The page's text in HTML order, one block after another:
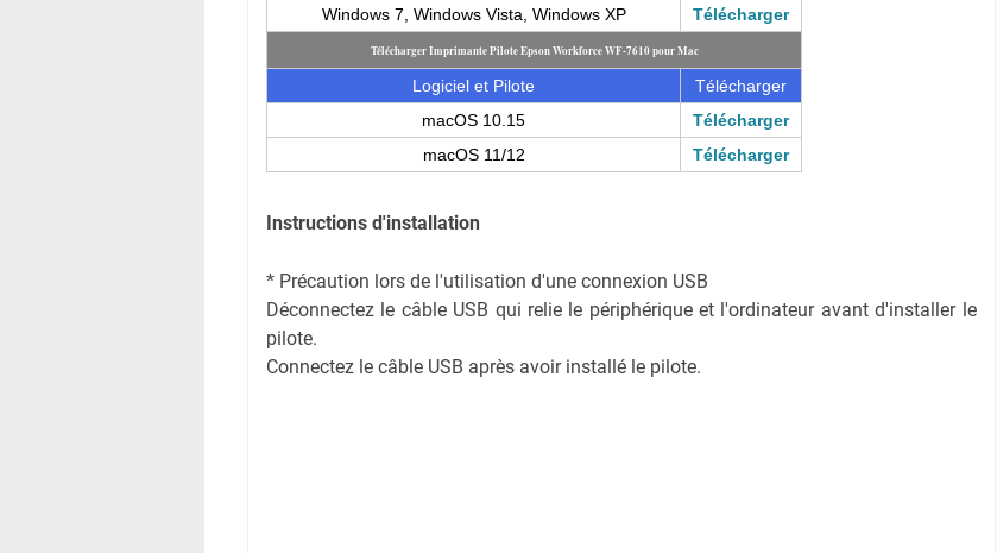
Windows 7, Windows Vista, Windows XP
Télécharger
Télécharger Imprimante Pilote Epson Workforce WF-7610 pour Mac
Logiciel et Pilote
Télécharger
macOS 10.15
Télécharger
macOS 11/12
Télécharger
Instructions d'installation
* Précaution lors de l'utilisation d'une connexion USB
Déconnectez le câble USB qui relie le périphérique et l'ordinateur avant d'installer le
pilote.
Connectez le câble USB après avoir installé le pilote.